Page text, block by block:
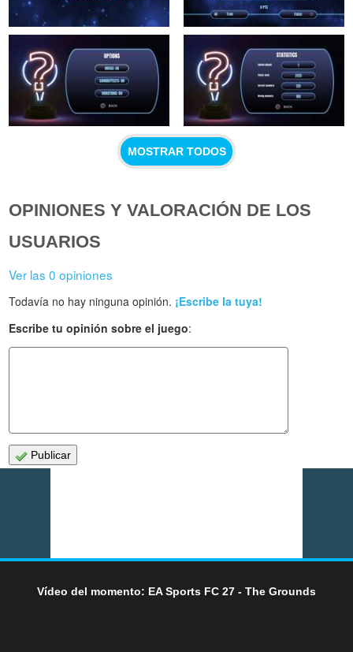
MOSTRAR TODOS
OPINIONES Y VALORACIÓN DE LOS
USUARIOS
Ver las 0 opiniones
Todavía no hay ninguna opinión. ¡Escribe la tuya!
Escribe tu opinión sobre el juego:
Publicar
Vídeo del momento: EA Sports FC 27 - The Grounds